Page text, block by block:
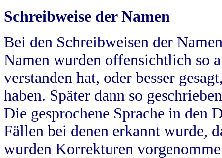
Schreibweise der Namen
Bei den Schreibweisen der
Namen wurden offensichtlich so
verstanden hat, oder besser
haben. Später dann so
Die gesprochene Sprache in
Fällen bei denen erkannt wurde,
wurden Korrekturen